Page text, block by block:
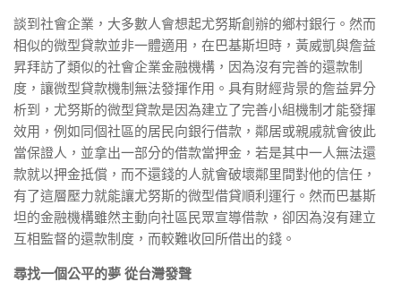
談到社會企業，大多數人會想起尤努斯創辦的鄉村銀行。然而
相似的微型貸款並非一體適用，在巴基斯坦時，黃威凱與詹益
昇拜訪了類似的社會企業金融機構，因為沒有完善的還款制
度，讓微型貸款機制無法發揮作用。具有財經背景的詹益昇分
析到，尤努斯的微型貸款是因為建立了完善小組機制才能發揮
效用，例如同個社區的居民向銀行借款，鄰居或親戚就會彼此
當保證人，並拿出一部分的借款當押金，若是其中一人無法還
款就以押金抵償，而不還錢的人就會破壞鄰里間對他的信任，
有了這層壓力就能讓尤努斯的微型借貸順利運行。然而巴基斯
坦的金融機構雖然主動向社區民眾宣導借款，卻因為沒有建立
互相監督的還款制度，而較難收回所借出的錢。
尋找一個公平的夢 從台灣發聲